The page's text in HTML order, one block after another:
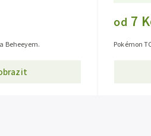
Beheeyem.
od 7
Pokémon